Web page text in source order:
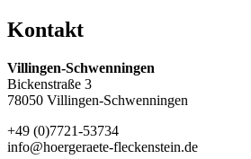
Kontakt
Villingen-Schwenningen
Bickenstraße 3
78050 Villingen-Schwenningen
+49 (0)7721-53734
info@hoergeraete-fleckenstein.de